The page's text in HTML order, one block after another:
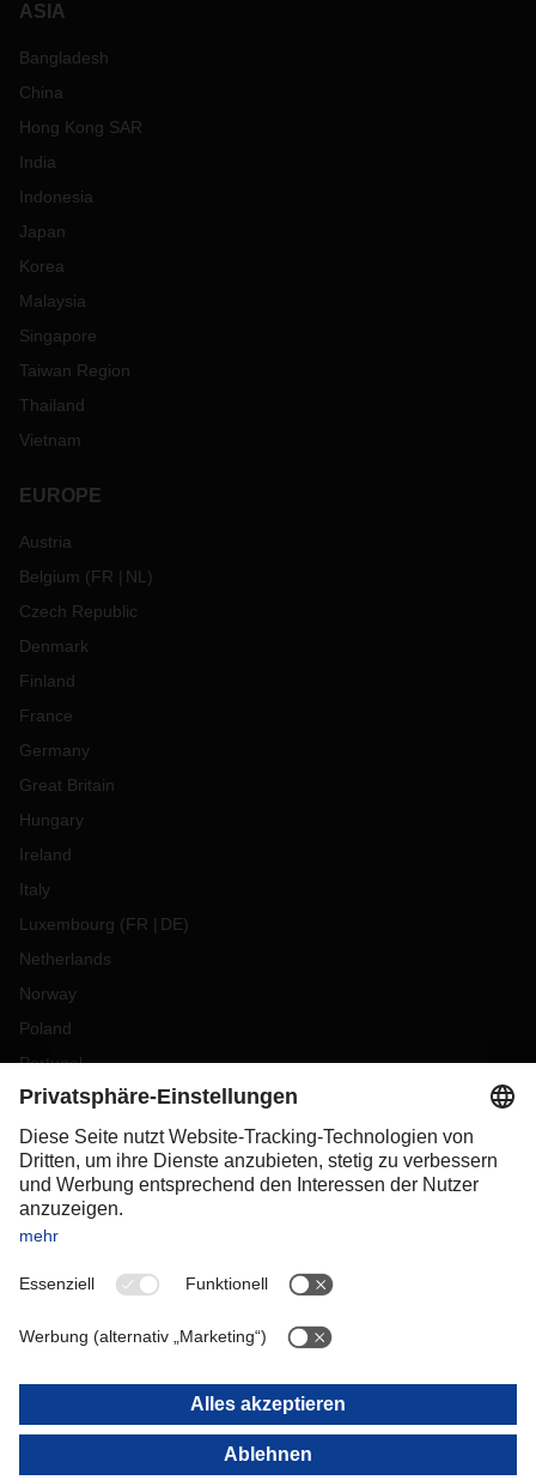
ASIA
Bangladesh
China
Hong Kong SAR
India
Indonesia
Japan
Korea
Malaysia
Singapore
Taiwan Region
Thailand
Vietnam
EUROPE
Austria
Belgium (FR NL )
Czech Republic
Denmark
Finland
France
Germany
Great Britain
Hungary
Ireland
Italy
Luxembourg (FR DE)
Netherlands
Norway
Poland
Portugal
Romania
Slovakia
Spain
Sweden
Switzerland
OCEANIA